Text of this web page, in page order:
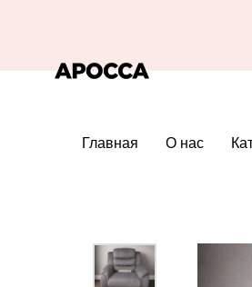
Главная О нас